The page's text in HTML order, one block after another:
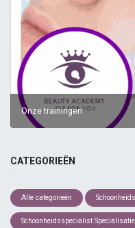
Onze trainingen
CATEGORIEËN
Alle categorieën
Schoonheidsspecialist Specialisatie